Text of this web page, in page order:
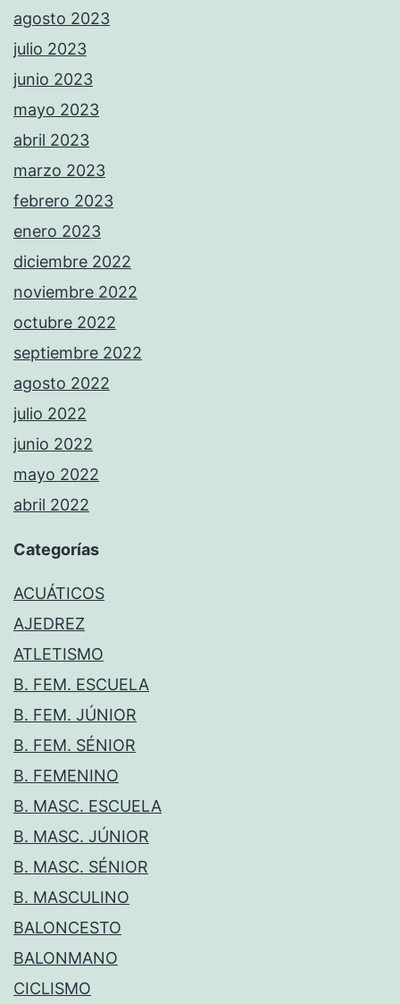
agosto 2023
julio 2023
junio 2023
mayo 2023
abril 2023
marzo 2023
febrero 2023
enero 2023
diciembre 2022
noviembre 2022
octubre 2022
septiembre 2022
agosto 2022
julio 2022
junio 2022
mayo 2022
abril 2022
Categorías
ACUÁTICOS
AJEDREZ
ATLETISMO
B. FEM. ESCUELA
B. FEM. JÚNIOR
B. FEM. SÉNIOR
B. FEMENINO
B. MASC. ESCUELA
B. MASC. JÚNIOR
B. MASC. SÉNIOR
B. MASCULINO
BALONCESTO
BALONMANO
CICLISMO